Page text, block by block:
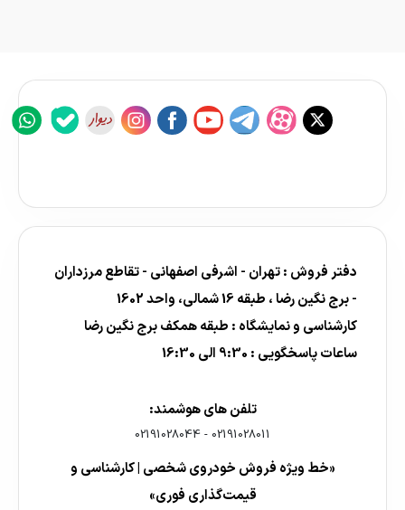
دفتر فروش : تهران - اشرفی اصفهانی - تقاطع مرزداران
- برج نگین رضا ، طبقه 16 شمالی، واحد 1602
کارشناسی و نمایشگاه : طبقه همکف برج نگین رضا
ساعات پاسخگویی : 9:30 الی 16:30
تلفن های هوشمند:
02191028011
-
02191028044
«خط ویژه فروش خودروی شخصی | کارشناسی و
قیمت‌گذاری فوری»